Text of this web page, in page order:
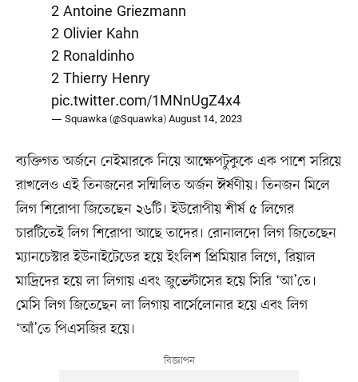
2 Antoine Griezmann
2 Olivier Kahn
2 Ronaldinho
2 Thierry Henry
pic.twitter.com/1MNnUgZ4x4
— Squawka (@Squawka)August 14, 2023
ব্যক্তিগত অর্জনে নেইমারকে নিয়ে আক্ষেপটুকুকে এক পাশে সরিয়ে
রাখলেও এই তিনজনের সম্মিলিত অর্জন ঈর্ষণীয়। তিনজন মিলে
লিগ শিরোপা জিতেছেন ২৬টি। ইউরোপীয় শীর্ষ ৫ লিগের
চারটিতেই লিগ শিরোপা আছে তাদের। রোনালদো লিগ জিতেছেন
ম্যানচেস্টার ইউনাইটেডের হয়ে ইংলিশ প্রিমিয়ার লিগে, রিয়াল
মাদ্রিদের হয়ে লা লিগায় এবং জুভেন্টাসের হয়ে সিরি ‘আ’তে।
মেসি লিগ জিতেছেন লা লিগায় বার্সেলোনার হয়ে এবং লিগ
‘আঁ’তে পিএসজির হয়ে।